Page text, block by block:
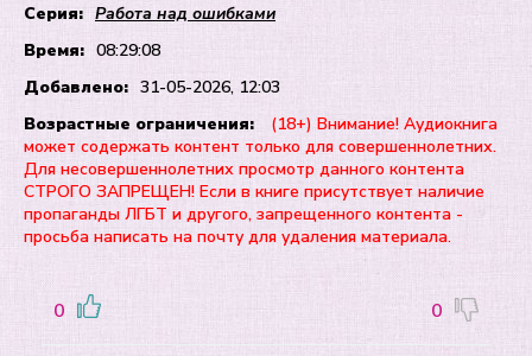
Серия: Работа над ошибками
Время: 08:29:08
Добавлено: 31-05-2026, 12:03
Возрастные ограничения:
(18+) Внимание! Аудиокнига
может содержать контент только для совершеннолетних.
Для несовершеннолетних просмотр данного контента
СТРОГО ЗАПРЕЩЕН! Если в книге присутствует наличие
пропаганды ЛГБТ и другого, запрещенного контента -
просьба написать на почту для удаления материала.
0 0